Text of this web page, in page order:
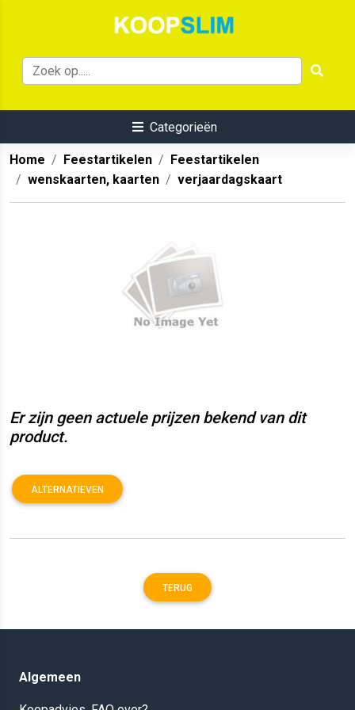
Categorieën
Home Feestartikelen
Feestartikelen
wenskaarten, kaarten
verjaardagskaart
Er zijn geen actuele prijzen bekend van dit
product.
ALTERNATIEVEN
TERUG
Algemeen